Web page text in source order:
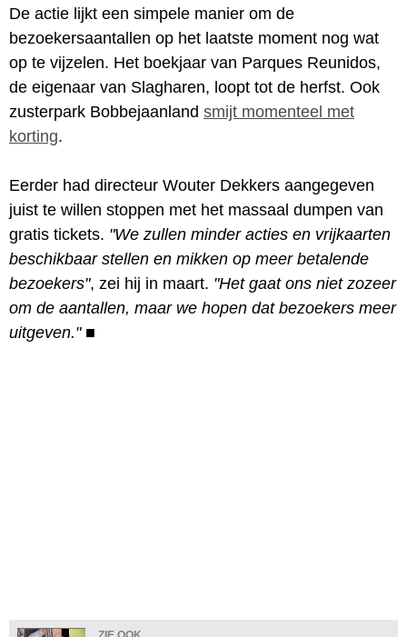
De actie lijkt een simpele manier om de
bezoekersaantallen op het laatste moment nog wat
op te vijzelen. Het boekjaar van Parques Reunidos,
de eigenaar van Slagharen, loopt tot de herfst. Ook
zusterpark Bobbejaanland smijt momenteel met
korting.
Eerder had directeur Wouter Dekkers aangegeven
juist te willen stoppen met het massaal dumpen van
gratis tickets. "We zullen minder acties en vrijkaarten
beschikbaar stellen en mikken op meer betalende
bezoekers", zei hij in maart. "Het gaat ons niet zozeer
om de aantallen, maar we hopen dat bezoekers meer
uitgeven." ■